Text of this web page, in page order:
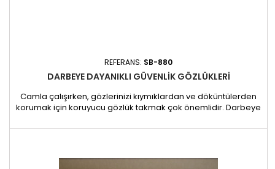
REFERANS: SB-880
DARBEYE DAYANIKLI GÜVENLIK GÖZLÜKLERI
Camla çalışırken, gözlerinizi kıymıklardan ve döküntülerden
korumak için koruyucu gözlük takmak çok önemlidir. Darbeye
yandan ve önden koruma sağlar. Çoğu numaralı gözlüğün
cam...